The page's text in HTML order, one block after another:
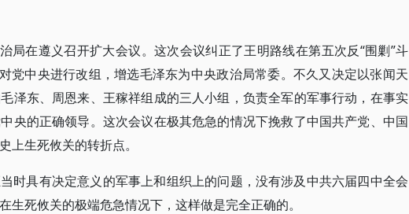
局在遵义召开扩大会议。这次会议纠正了王明路线在第五次反“围剿”斗
党中央进行改组，增选毛泽东为中央政治局常委。不久又决定以张闻天
泽东、周恩来、王稼祥组成的三人小组，负责全军的军事行动，在事实
央的正确领导。这次会议在极其危急的情况下挽救了中国共产党、中国
上生死攸关的转折点。
时具有决定意义的军事上和组织上的问题，没有涉及中共六届四中全会
生死攸关的极端危急情况下，这样做是完全正确的。